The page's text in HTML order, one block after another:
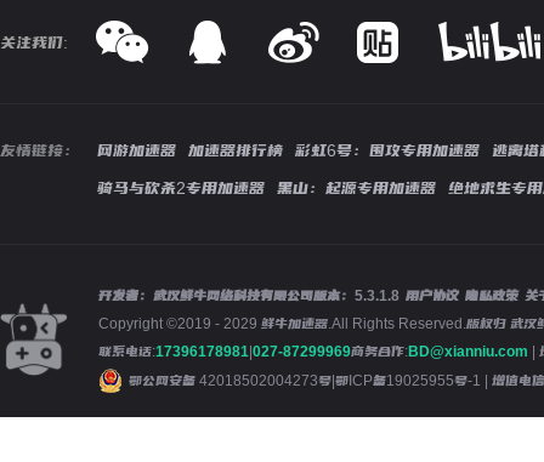
关注我们:
友情链接： 网游加速器 加速器排行榜 彩虹6号：围攻专用加速器
逃离塔
骑马与砍杀2专用加速器
黑山：起源专用加速器 绝地求生专
开发者：武汉鲜牛网络科技有限公司版本： 5.3.1.8 用户协议 隐私政策 关
Copyright ©2019 - 2029 鲜牛加速器.All Rights Reserved.版权归 武汉
联系电话:17396178981 027-87299969商务合作:BD@xianniu.com |
鄂公网安备 42018502004273号 鄂ICP备19025955号-1 | 增值电